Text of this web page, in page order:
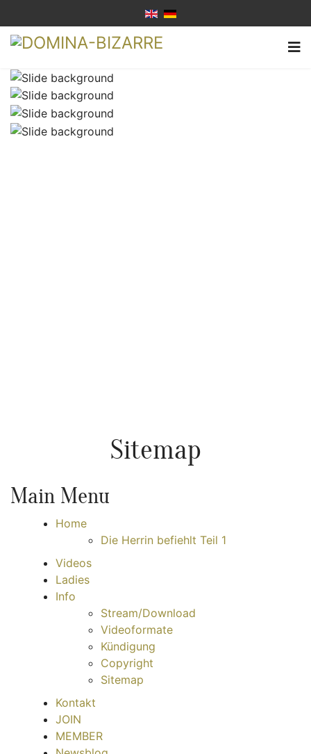
Sitemap
Main Menu
Home
Die Herrin befiehlt Teil 1
Videos
Ladies
Info
Stream/Download
Videoformate
Kündigung
Copyright
Sitemap
Kontakt
JOIN
MEMBER